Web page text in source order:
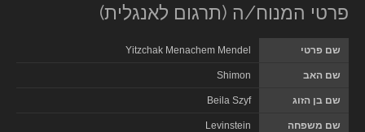
פרטי המנוח/ה (תרגום לאנגלית)
שם פרטי Yitzchak Menachem Mendel
שם האב Shimon
שם בן הזוג Beila Szyf
שם משפחה Levinstein